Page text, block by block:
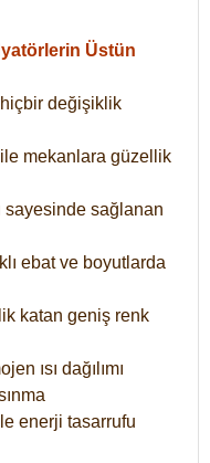
Üstün
değişiklik
mekanlara güzellik
sayesinde sağlanan
ebat ve boyutlarda
katan geniş renk
ısı dağılımı
enerji tasarrufu